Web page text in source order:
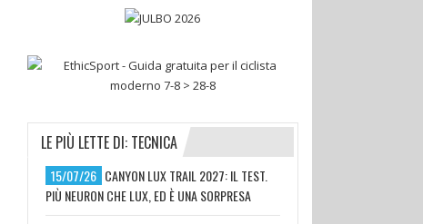
LE PIÙ LETTE DI: TECNICA
15/07/26 CANYON LUX TRAIL 2027: IL TEST.
PIÙ NEURON CHE LUX, ED È UNA SORPRESA